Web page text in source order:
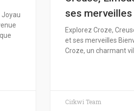
Joyau
ses merveilles
Explorez Croze,
et ses merveilles
Croze, un charmant
Cirkwi Team